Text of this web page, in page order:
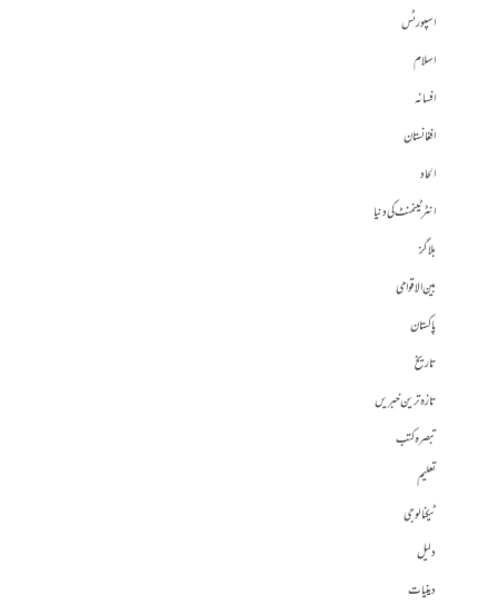
اسپورٹس
اسلام
افسانہ
افغانستان
الحاد
انٹرٹینمنٹ کی دنیا
بلاگز
بین الاقوامی
پاکستان
تاریخ
تازہ ترین خبریں
تبصرہ کتب
تعلیم
ٹیکنالوجی
دلیل
دینیات